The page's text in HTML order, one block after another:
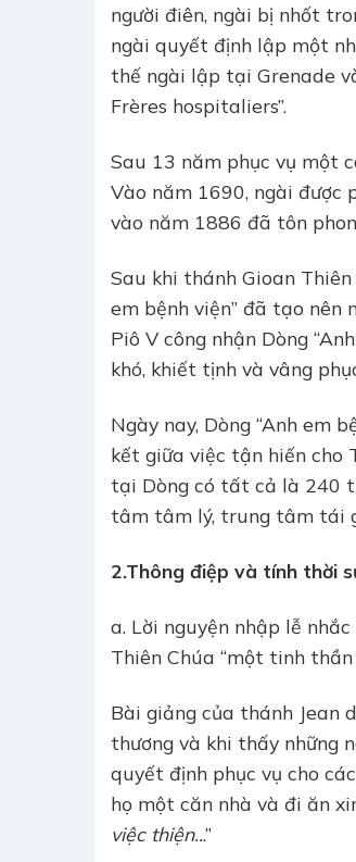
người điên, ngài bị nhốt
ngài quyết định lập một
thế ngài lập tại Grenade
Frères hospitaliers”.
Sau 13 năm phục vụ một
Vào năm 1690, ngài được
vào năm 1886 đã tôn
Sau khi thánh Gioan
em bệnh viện” đã tạo nên
Piô V công nhận Dòng
khó, khiết tịnh và vâng
Ngày nay, Dòng “Anh em
kết giữa việc tận hiến cho
tại Dòng có tất cả là 240
tâm tâm lý, trung tâm tái
2.Thông điệp và tính thời
a. Lời nguyện nhập lễ
Thiên Chúa “một tinh thần
Bài giảng của thánh Jean
thương và khi thấy những
quyết định phục vụ cho
họ một căn nhà và đi ăn
việc thiện...”